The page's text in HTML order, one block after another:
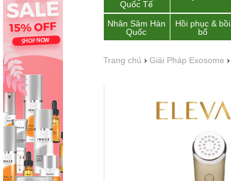
Quốc Tế
Nhân Sâm Hàn
Quốc
Hồi phục & bồi
bổ
Trang chủ › Giải Pháp Exosome ›